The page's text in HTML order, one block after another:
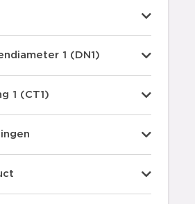
1 (DN1)
1 (CT1)